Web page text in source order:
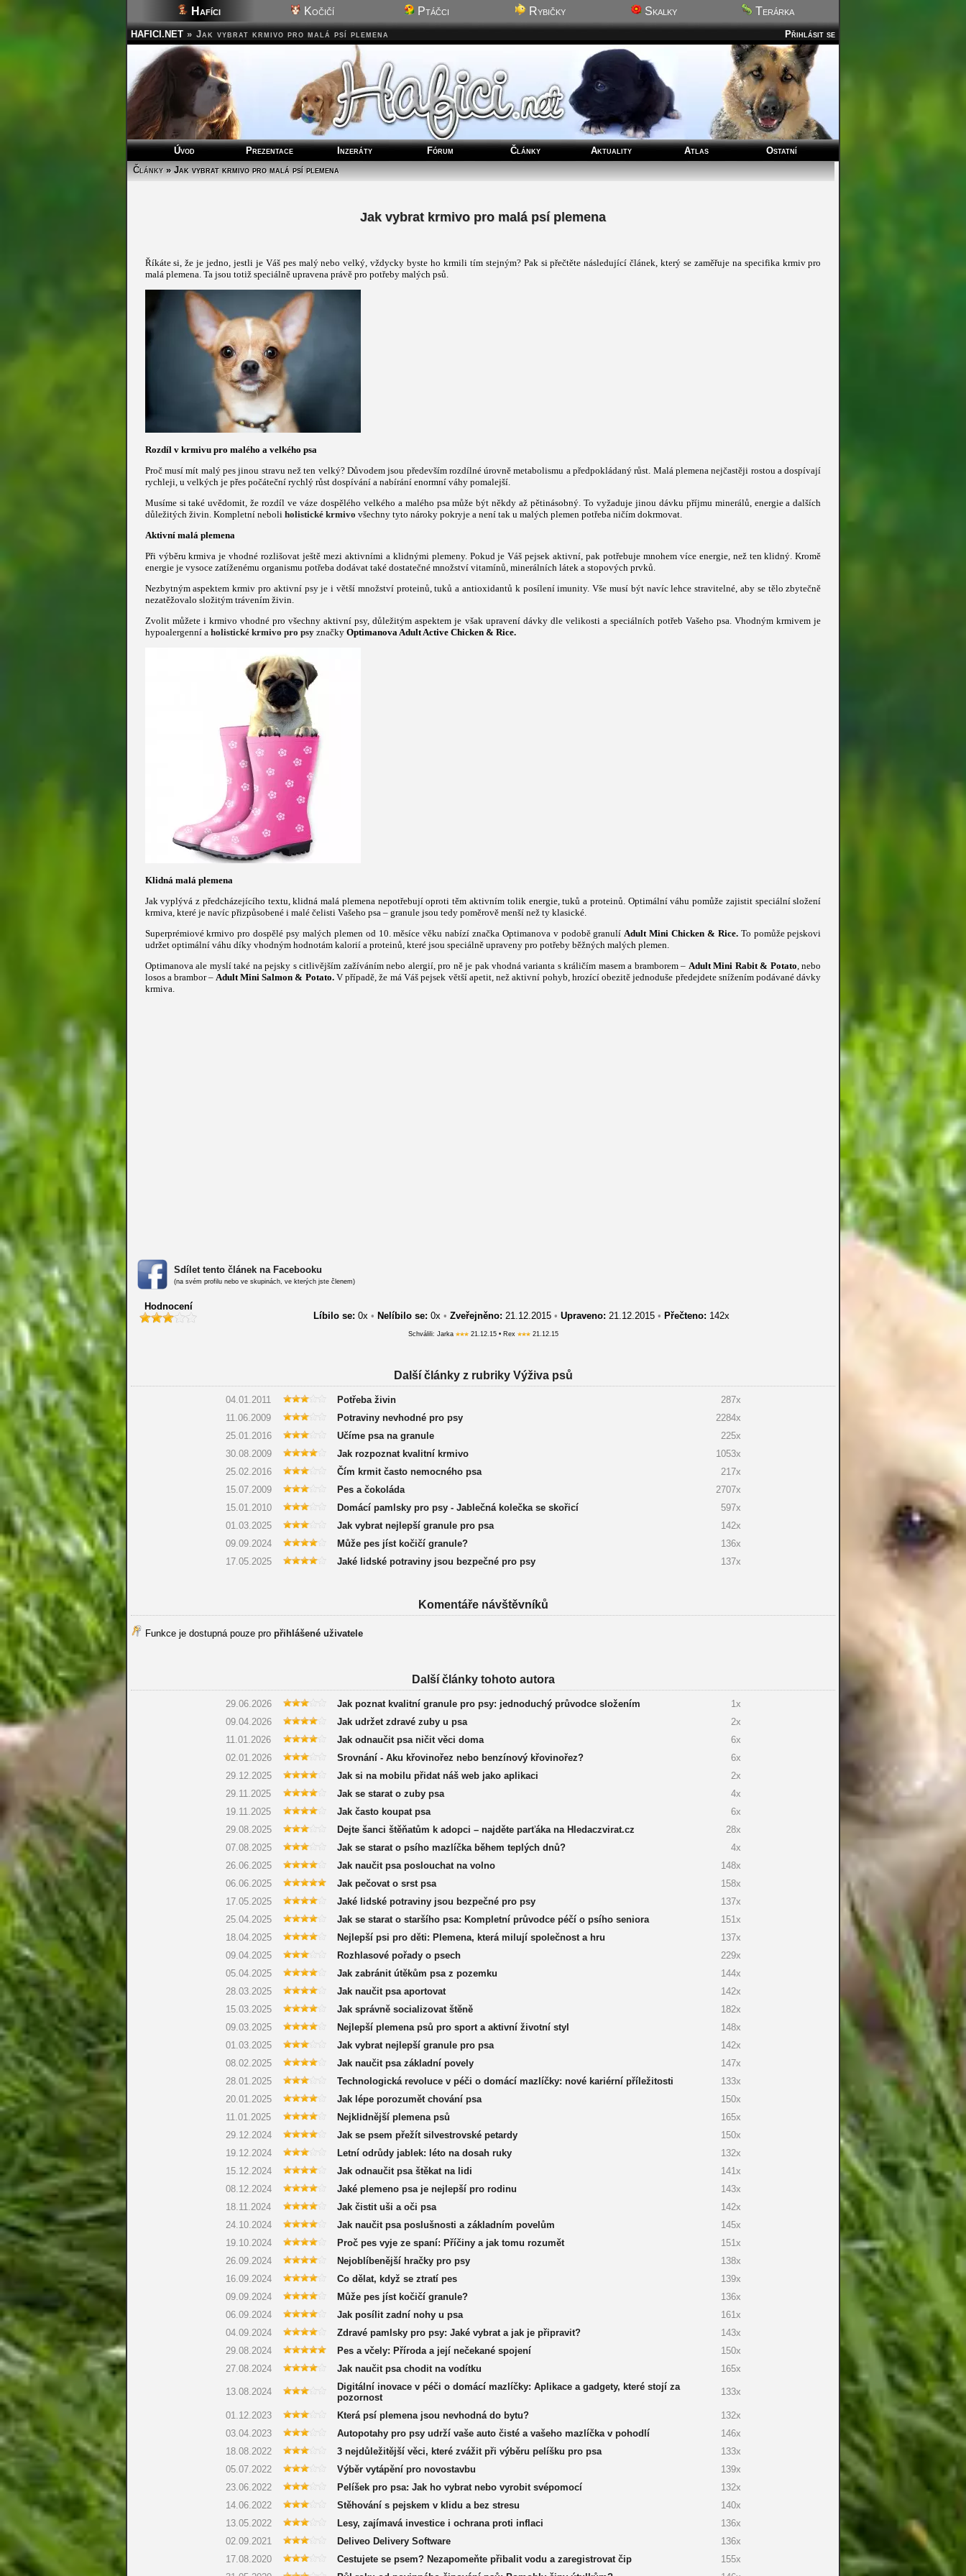
Hafíci Kočičí Ptáčci Rybičky Skalky Terárka
Přihlásit se
HAFICI.NET » Jak vybrat krmivo pro malá psí plemena
Úvod Prezentace Inzeráty Fórum Články Aktuality Atlas
Ostatní
Články» Jak vybrat krmivo pro malá psí plemena
Jak vybrat krmivo pro malá psí plemena
Říkáte si, že je jedno, jestli je Váš pes malý nebo velký, vždycky byste ho krmili tím stejným? Pak si přečtěte následující článek, který se zaměřuje na specifika krmiv pro
malá plemena. Ta jsou totiž speciálně upravena právě pro potřeby malých psů.
Rozdíl v krmivu pro malého a velkého psa
Proč musí mít malý pes jinou stravu než ten velký? Důvodem jsou především rozdílné úrovně metabolismu a předpokládaný růst. Malá plemena nejčastěji rostou a dospívají
rychleji, u velkých je přes počáteční rychlý růst dospívání a nabírání enormní váhy pomalejší.
Musíme si také uvědomit, že rozdíl ve váze dospělého velkého a malého psa může být někdy až pětinásobný. To vyžaduje jinou dávku příjmu minerálů, energie a dalších
důležitých živin. Kompletní neboli holistické krmivo všechny tyto nároky pokryje a není tak u malých plemen potřeba ničím dokrmovat.
Aktivní malá plemena
Při výběru krmiva je vhodné rozlišovat ještě mezi aktivními a klidnými plemeny. Pokud je Váš pejsek aktivní, pak potřebuje mnohem více energie, než ten klidný. Kromě
energie je vysoce zatíženému organismu potřeba dodávat také dostatečné množství vitamínů, minerálních látek a stopových prvků.
Nezbytným aspektem krmiv pro aktivní psy je i větší množství proteinů, tuků a antioxidantů k posílení imunity. Vše musí být navíc lehce stravitelné, aby se tělo zbytečně
nezatěžovalo složitým trávením živin.
Zvolit můžete i krmivo vhodné pro všechny aktivní psy, důležitým aspektem je však upravení dávky dle velikosti a speciálních potřeb Vašeho psa. Vhodným krmivem je
hypoalergenní a holistické krmivo pro psy značky Optimanova Adult Active Chicken & Rice.
Klidná malá plemena
Jak vyplývá z předcházejícího textu, klidná malá plemena nepotřebují oproti těm aktivním tolik energie, tuků a proteinů. Optimální váhu pomůže zajistit speciální složení
krmiva, které je navíc přizpůsobené i malé čelisti Vašeho psa – granule jsou tedy poměrově menší než ty klasické.
Superprémiové krmivo pro dospělé psy malých plemen od 10. měsíce věku nabízí značka Optimanova v podobě granulíAdult Mini Chicken & Rice. To pomůže pejskovi
udržet optimální váhu díky vhodným hodnotám kalorií a proteinů, které jsou speciálně upraveny pro potřeby běžných malých plemen.
Optimanova ale myslí také na pejsky s citlivějším zažíváním nebo alergií, pro ně je pak vhodná varianta s králičím masem a bramborem – Adult Mini Rabit & Potato, nebo
losos a brambor – Adult Mini Salmon & Potato. V případě, že má Váš pejsek větší apetit, než aktivní pohyb, hrozící obezitě jednoduše předejdete snížením podávané dávky
krmiva.
Sdílet tento článek na Facebooku
(na svém profilu nebo ve skupinách, ve kterých jste členem)
Hodnocení
Líbilo se: 0x • Nelíbilo se: 0x • Zveřejněno: 21.12.2015 • Upraveno: 21.12.2015 • Přečteno: 142x
Schválili: Jarka 21.12.15 • Rex 21.12.15
Další články z rubriky Výživa psů
04.01.2011 Potřeba živin
287x
11.06.2009
Potraviny nevhodné pro psy
2284x
25.01.2016
Učíme psa na granule
225x
30.08.2009
Jak rozpoznat kvalitní krmivo
1053x
25.02.2016
Čím krmit často nemocného psa
217x
15.07.2009
Pes a čokoláda
2707x
15.01.2010
Domácí pamlsky pro psy - Jablečná kolečka se skořicí
597x
01.03.2025
Jak vybrat nejlepší granule pro psa
142x
09.09.2024
Může pes jíst kočičí granule?
136x
17.05.2025
Jaké lidské potraviny jsou bezpečné pro psy 137x
Komentáře návštěvníků
Funkce je dostupná pouze pro přihlášené uživatele
Další články tohoto autora
29.06.2026 Jak poznat kvalitní granule pro psy: jednoduchý průvodce složením
1x
09.04.2026
Jak udržet zdravé zuby u psa
2x
11.01.2026
Jak odnaučit psa ničit věci doma
6x
02.01.2026
Srovnání - Aku křovinořez nebo benzínový křovinořez?
6x
29.12.2025
Jak si na mobilu přidat náš web jako aplikaci
2x
29.11.2025
Jak se starat o zuby psa
4x
19.11.2025
Jak často koupat psa
6x
29.08.2025
Dejte šanci štěňatům k adopci – najděte parťáka na Hledaczvirat.cz
28x
07.08.2025
Jak se starat o psího mazlíčka během teplých dnů?
4x
26.06.2025
Jak naučit psa poslouchat na volno
148x
06.06.2025
Jak pečovat o srst psa
158x
17.05.2025
Jaké lidské potraviny jsou bezpečné pro psy
137x
25.04.2025
Jak se starat o staršího psa: Kompletní průvodce péčí o psího seniora
151x
18.04.2025
Nejlepší psi pro děti: Plemena, která milují společnost a hru
137x
09.04.2025
Rozhlasové pořady o psech
229x
05.04.2025
Jak zabránit útěkům psa z pozemku
144x
28.03.2025
Jak naučit psa aportovat
142x
15.03.2025
Jak správně socializovat štěně
182x
09.03.2025
Nejlepší plemena psů pro sport a aktivní životní styl
148x
01.03.2025
Jak vybrat nejlepší granule pro psa
142x
08.02.2025
Jak naučit psa základní povely
147x
28.01.2025
Technologická revoluce v péči o domácí mazlíčky: nové kariérní příležitosti
133x
20.01.2025
Jak lépe porozumět chování psa
150x
11.01.2025
Nejklidnější plemena psů
165x
29.12.2024
Jak se psem přežít silvestrovské petardy
150x
19.12.2024
Letní odrůdy jablek: léto na dosah ruky
132x
15.12.2024
Jak odnaučit psa štěkat na lidi
141x
08.12.2024
Jaké plemeno psa je nejlepší pro rodinu
143x
18.11.2024
Jak čistit uši a oči psa
142x
24.10.2024
Jak naučit psa poslušnosti a základním povelům
145x
19.10.2024
Proč pes vyje ze spaní: Příčiny a jak tomu rozumět
151x
26.09.2024
Nejoblíbenější hračky pro psy
138x
16.09.2024
Co dělat, když se ztratí pes
139x
09.09.2024
Může pes jíst kočičí granule?
136x
06.09.2024
Jak posílit zadní nohy u psa
161x
04.09.2024
Zdravé pamlsky pro psy: Jaké vybrat a jak je připravit?
143x
29.08.2024
Pes a včely: Příroda a její nečekané spojení
150x
27.08.2024
Jak naučit psa chodit na vodítku 165x
13.08.2024
Digitální inovace v péči o domácí mazlíčky: Aplikace a gadgety, které stojí za
pozornost
133x
01.12.2023 Která psí plemena jsou nevhodná do bytu?
132x
03.04.2023
Autopotahy pro psy udrží vaše auto čisté a vašeho mazlíčka v pohodlí
146x
18.08.2022
3 nejdůležitější věci, které zvážit při výběru pelíšku pro psa
133x
05.07.2022
Výběr vytápění pro novostavbu
139x
23.06.2022
Pelíšek pro psa: Jak ho vybrat nebo vyrobit svépomocí
132x
14.06.2022
Stěhování s pejskem v klidu a bez stresu
140x
13.05.2022
Lesy, zajímavá investice i ochrana proti inflaci
136x
02.09.2021
Deliveo Delivery Software
136x
17.08.2020
Cestujete se psem? Nezapomeňte přibalit vodu a zaregistrovat čip
155x